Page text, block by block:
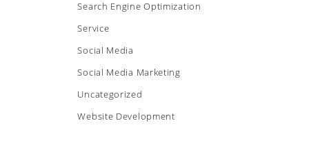
Search Engine Optimization
Service
Social Media
Social Media Marketing
Uncategorized
Website Development